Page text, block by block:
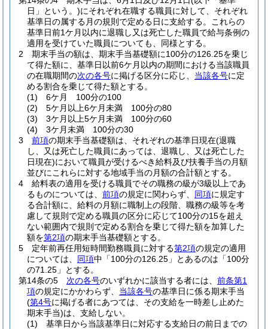
日」という。)にそれぞれ在職する職員に対して、それぞれ
基準日の属する月の規則で定める日に支給する。
これらの
基準日前1ケ月以内に退職し又は死亡した職員で給与条例の
適用を受けていた職員についても、同様とする。
2
期末手当の額は、期末手当基礎額に100分の126.25を乗じ
て得た額に、基準日以前6ケ月以内の期間における当該職員
の在職期間の次の各号に掲げる区分に応じ、 当該各号に定
める割合を乗じて得た額とする。
(1)
6ケ月 100分の100
(2)
5ケ月以上6ケ月未満 100分の80
(3)
3ケ月以上5ケ月未満 100分の60
(4)
3ケ月未満 100分の30
3
前項の期末手当基礎額は、それぞれの基準日現在(退職
し、又は死亡した職員にあっては、退職し、又は死亡した
日現在)において職員が受けるべき給料及び扶養手当の月額
並びにこれらに対する地域手当の月額の合計額とする。
4
給料表の適用を受ける職員でその職務の級が3級以上であ
るものについては、 前項の規定に関わらず、 同項に規定す
る合計額に、給料の月額に職制上の段階、職務の級等を考
慮して規則で定める職員の区分に応じて100分の15を超え
ない範囲内で規則で定める割合を乗じて得た額を加算した
額を第2項の期末手当基礎額とする。
5
定年前再任用短時間勤務職員に対する第2項の規定の適用
については、 同項中「100分の126.25」とあるのは「100分
の71.25」とする。
第14条の5
次の各号のいずれかに該当する者には、 前条第1
項の規定にかかわらず、 当該各号の基準日に係る期末手当
(第4号に掲げる者にあつては、その支給を一時差し止めた
期末手当)は、支給しない。
(1)
基準日から当該基準日に対応する支給日の前日までの